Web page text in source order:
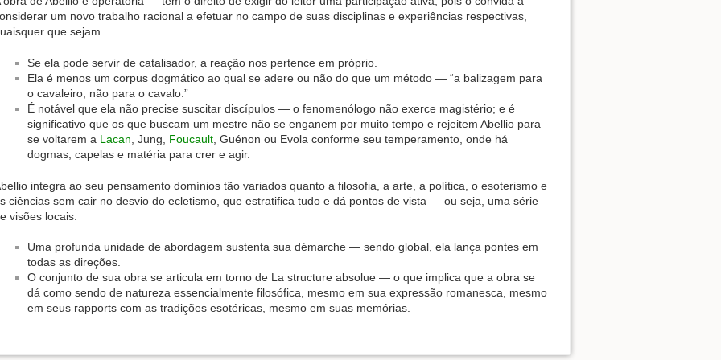
um novo trabalho racional a efetuar no campo de suas disciplinas e experiências respectivas,
que sejam.
Se ela pode servir de catalisador, a reação nos pertence em próprio.
Ela é menos um corpus dogmático ao qual se adere ou não do que um método — “a balizagem para
o cavaleiro, não para o cavalo.”
É notável que ela não precise suscitar discípulos — o fenomenólogo não exerce magistério; e é
significativo que os que buscam um mestre não se enganem por muito tempo e rejeitem Abellio para
se voltarem a Lacan , Jung, Foucault , Guénon ou Evola conforme seu temperamento, onde há
dogmas, capelas e matéria para crer e agir.
integra ao seu pensamento domínios tão variados quanto a filosofia, a arte, a política, o esoterismo e
ciências sem cair no desvio do ecletismo, que estratifica tudo e dá pontos de vista — ou seja, uma série
visões locais.
Uma profunda unidade de abordagem sustenta sua démarche — sendo global, ela lança pontes em
todas as direções.
O conjunto de sua obra se articula em torno de La structure absolue — o que implica que a obra se
dá como sendo de natureza essencialmente filosófica, mesmo em sua expressão romanesca, mesmo
em seus rapports com as tradições esotéricas, mesmo em suas memórias.